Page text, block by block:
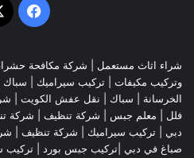
شراء اثاث مستعمل شركة مكافحة
وتركيب مكيفات | تركيب سيراميك | سباك
الخرسانة | سباك نقل عفش الكويت
فلل
معلم جبس شركة تنظيف شركة
دبي
تركيب سيراميك شركة تنظيف
صباغ في دبي |تركيب جبس بورد | تركيب